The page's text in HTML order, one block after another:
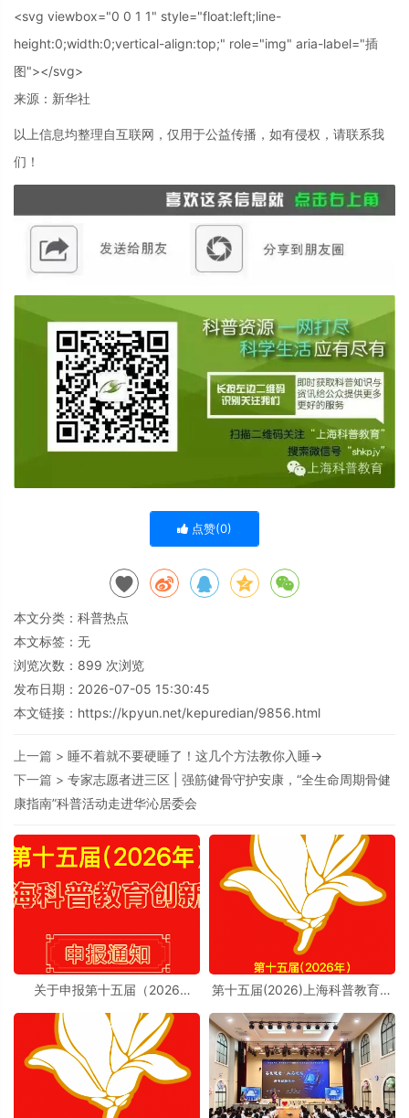
<svg viewbox="0 0 1 1" style="float:left;line-
height:0;width:0;vertical-align:top;" role="img" aria-label="插
图"></svg>
来源：新华社
以上信息均整理自互联网，仅用于公益传播，如有侵权，请联系我
们！
点赞(0)
本文分类： 科普热点
本文标签：无
浏览次数： 899 次浏览
发布日期：2026-07-05 15:30:45
本文链接： https://kpyun.net/kepuredian/9856.html
上一篇 > 睡不着就不要硬睡了！这几个方法教你入睡→
下一篇 > 专家志愿者进三区 | 强筋健骨守护安康，“全生命周期骨健
康指南”科普活动走进华沁居委会
关于申报第十五届（2026
知
第十五届(2026)上海科普教育创